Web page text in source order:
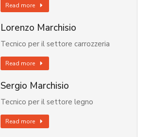
Read more
Lorenzo Marchisio
Tecnico per il settore carrozzeria
Read more
Sergio Marchisio
Tecnico per il settore legno
Read more